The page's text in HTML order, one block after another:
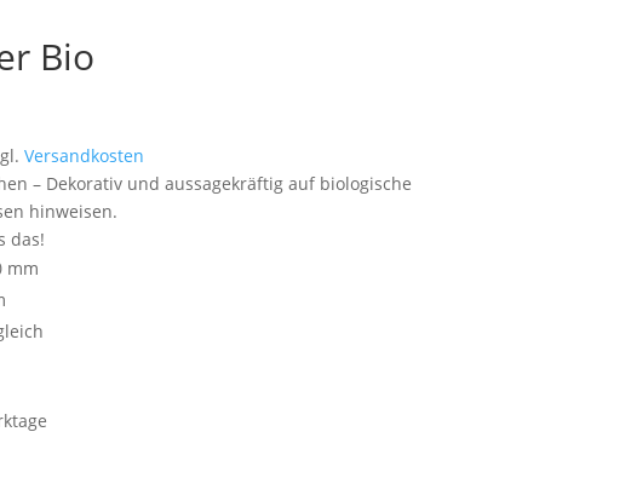
Bio
Versandkosten
– Dekorativ und aussagekräftig auf biologische
hinweisen.
das!
mm